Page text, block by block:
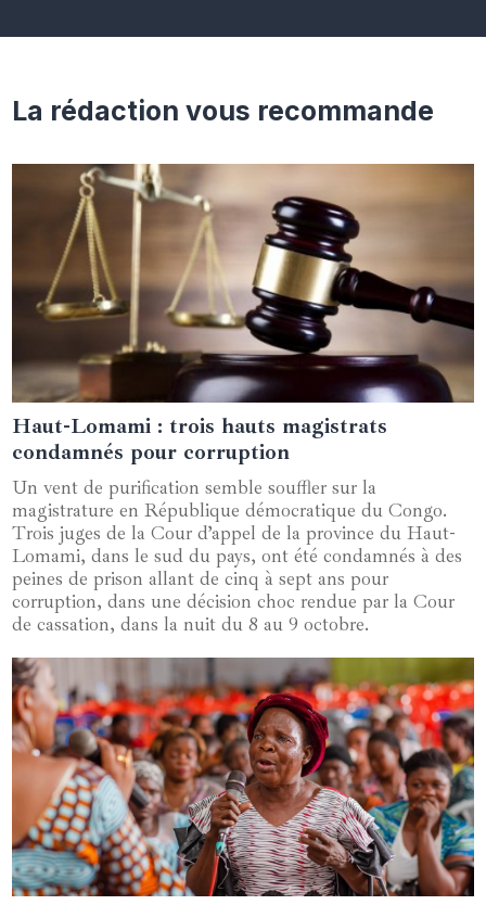
La rédaction vous recommande
09 octobre 2024
Haut-Lomami : trois hauts magistrats
condamnés pour corruption
Un vent de purification semble souffler sur la
magistrature en République démocratique du Congo.
Trois juges de la Cour d’appel de la province du Haut-
Lomami, dans le sud du pays, ont été condamnés à des
peines de prison allant de cinq à sept ans pour
corruption, dans une décision choc rendue par la Cour
de cassation, dans la nuit du 8 au 9 octobre.